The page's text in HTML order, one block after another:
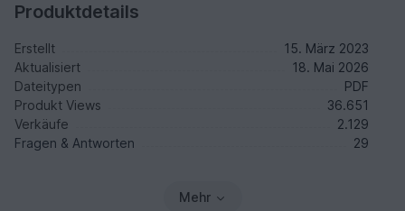
Produktdetails
Erstellt
15. März 2023
Aktualisiert
18. Mai 2026
Dateitypen
PDF
Produkt Views
36.651
Verkäufe
2.129
Fragen & Antworten
29
Mehr